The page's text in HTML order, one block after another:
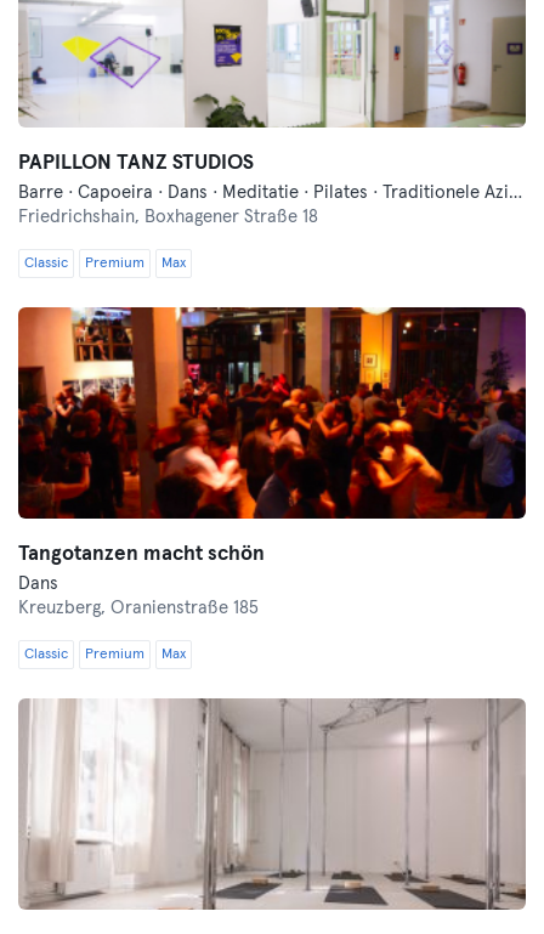
PAPILLON TANZ STUDIOS
Barre · Capoeira · Dans · Meditatie · Pilates · Traditionele Aziatische Vechtsporten · Yoga
Friedrichshain, Boxhagener Straße 18
Classic Premium Max
Tangotanzen macht schön
Dans
Kreuzberg, Oranienstraße 185
Classic Premium Max